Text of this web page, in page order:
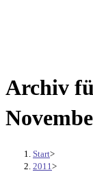
Archiv
Start>
2011 >